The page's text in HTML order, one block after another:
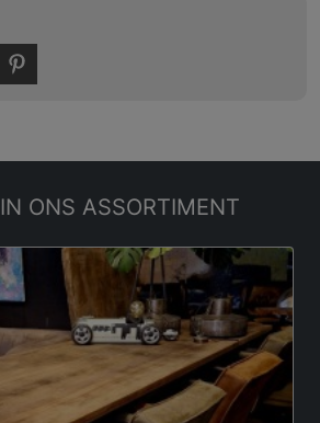
IN ONS ASSORTIMENT